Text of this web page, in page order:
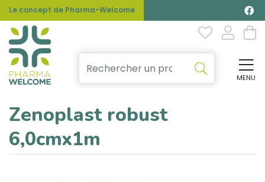
Le concept de Pharma-Welcome
MENU
Zenoplast robust
6,0cmx1m